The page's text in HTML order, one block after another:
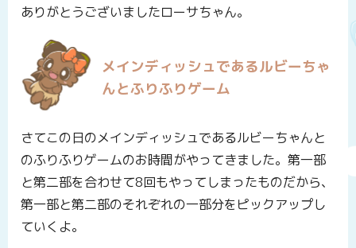
ありがとうございましたローサちゃん。
メインディッシュであるルビーちゃ
んとふりふりゲーム
さてこの日のメインディッシュであるルビーちゃんと
のふりふりゲームのお時間がやってきました。第一部
と第二部を合わせて8回もやってしまったものだから、
第一部と第二部のそれぞれの一部分をピックアップし
ていくよ。